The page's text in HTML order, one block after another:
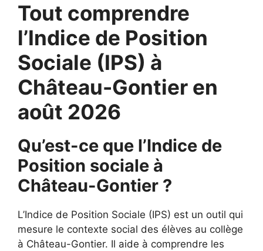
Tout comprendre
l’Indice de Position
Sociale (IPS) à
Château-Gontier en
août 2026
Qu’est-ce que l’Indice de
Position sociale à
Château-Gontier ?
L’Indice de Position Sociale (IPS) est un outil qui
mesure le contexte social des élèves au collège
à Château-Gontier. Il aide à comprendre les